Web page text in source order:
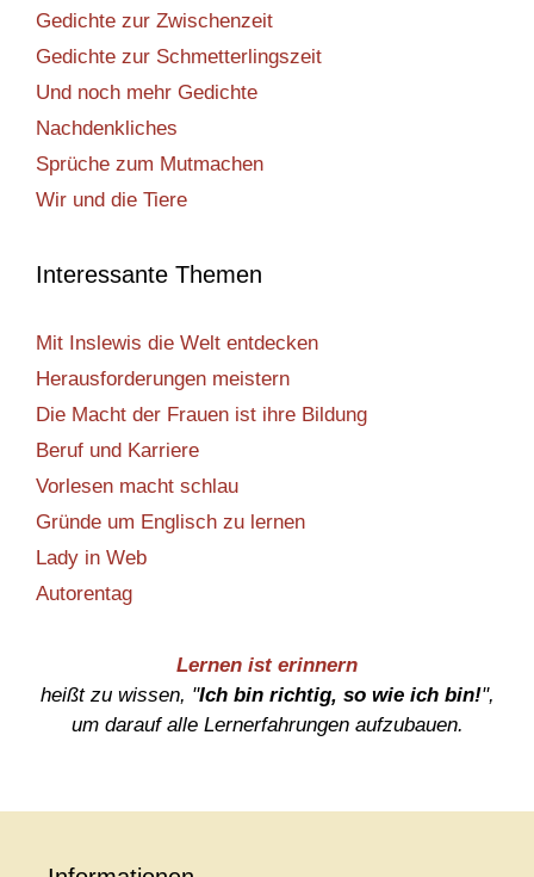
Gedichte zur Zwischenzeit
Gedichte zur Schmetterlingszeit
Und noch mehr Gedichte
Nachdenkliches
Sprüche zum Mutmachen
Wir und die Tiere
Interessante Themen
Mit Inslewis die Welt entdecken
Herausforderungen meistern
Die Macht der Frauen ist ihre Bildung
Beruf und Karriere
Vorlesen macht schlau
Gründe um Englisch zu lernen
Lady in Web
Autorentag
Lernen ist erinnern
heißt zu wissen, "Ich bin richtig, so wie ich bin!",
um darauf alle Lernerfahrungen aufzubauen.